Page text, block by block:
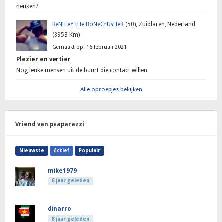
neuken?
BeNtLeY tHe BoNeCrUsHeR (50), Zuidlaren, Nederland
(8953 Km)
Gemaakt op: 16 februari 2021
Plezier en vertier
Nog leuke mensen uit de buurt die contact willen
Alle oproepjes bekijken
Vriend van paaparazzi
Nieuwste Actief Populair
mike1979
6 jaar geleden
dinarro
8 jaar geleden